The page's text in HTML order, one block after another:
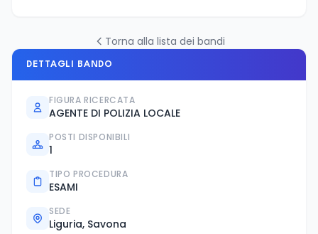
Torna alla lista dei bandi
DETTAGLI BANDO
FIGURA RICERCATA
AGENTE DI POLIZIA LOCALE
POSTI DISPONIBILI
1
TIPO PROCEDURA
ESAMI
SEDE
Liguria, Savona